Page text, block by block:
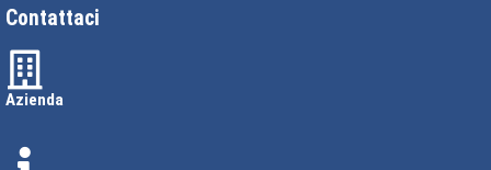
Contattaci
Azienda